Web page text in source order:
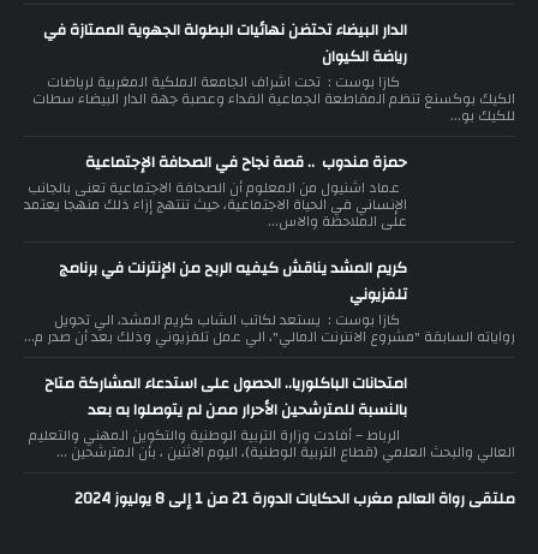
الدار البيضاء تحتضن نهائيات البطولة الجهوية الممتازة في
رياضة الكيوان
كازا بوست : تحت اشراف الجامعة الملكية المغربية لرياضات
الكيك بوكسنغ تنظم المقاطعة الجماعية الفداء وعصبة جهة الدار البيضاء سطات
للكيك بو...
حمزة مندوب .. قصة نجاح في الصحافة الإجتماعية
عماد اشنيول من المعلوم أن الصحافة الاجتماعية تعنى بالجانب
الإنساني في الحياة الاجتماعية، حيث تنتهج إزاء ذلك منهجا يعتمد
على الملاحظة والاس...
كريم المشد يناقش كيفيه الربح من الإنترنت في برنامج
تلفزيوني
كازا بوست : يستعد لكاتب الشاب كريم المشد، الي تحويل
رواياته السابقة "مشروع الانترنت المالي"، الي عمل تلفزيوني وذلك بعد أن صدر م...
امتحانات الباكلوريا.. الحصول على استدعاء المشاركة متاح
بالنسبة للمترشحين الأحرار ممن لم يتوصلوا به بعد
الرباط – أفادت وزارة التربية الوطنية والتكوين المهني والتعليم
العالي والبحث العلمي (قطاع التربية الوطنية)، اليوم الاثنين ، بأن المترشحين ...
ملتقى رواة العالم مغرب الحكايات الدورة 21 من 1 إلى 8 يوليوز 2024